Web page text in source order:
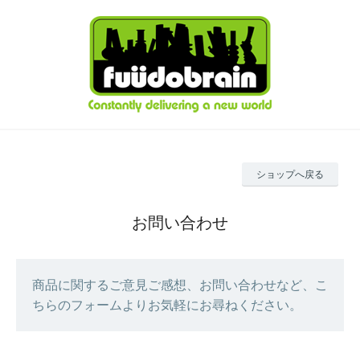
ショップへ戻る
お問い合わせ
商品に関するご意見ご感想、お問い合わせなど、こ
ちらのフォームよりお気軽にお尋ねください。